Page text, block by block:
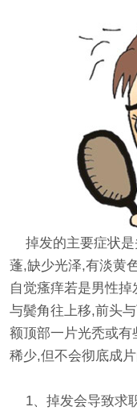
掉发的主要症状是
蓬,缺少光泽,有淡黄
自觉瘙痒若是男性
与鬓角往上移,前头
额顶部一片光秃或
稀少,但不会彻底成
1、掉发会导致求